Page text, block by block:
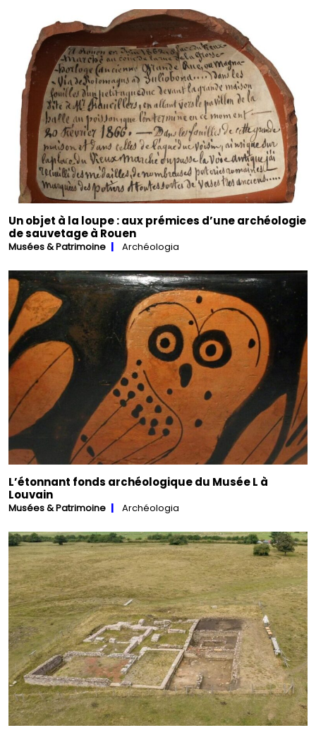
Un objet à la loupe : aux prémices d’une archéologie
de sauvetage à Rouen
Musées & Patrimoine Archéologia
L’étonnant fonds archéologique du Musée L à
Louvain
Musées & Patrimoine Archéologia